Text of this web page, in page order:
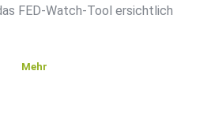
FED-Watch-Tool ersichtlich
Mehr